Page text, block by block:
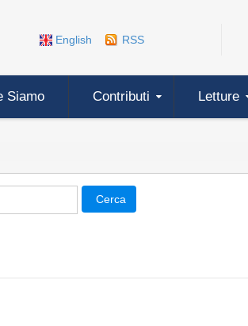
English RSS
Siamo Contributi Letture
Cerca